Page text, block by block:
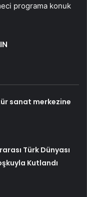
programa konuk
sanat merkezine
Türk Dünyası
Kutlandı